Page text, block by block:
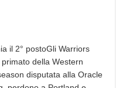
il 2° postoGli Warriors
della Western
disputata alla Oracle